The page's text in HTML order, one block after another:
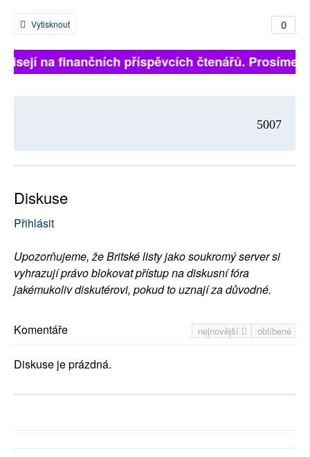
0
Vytisknout
na finančních příspěvcích čtenářů. Prosíme,
5007
Diskuse
Přihlásit
Upozorňujeme, že Britské listy jako soukromý server si
vyhrazují právo blokovat přístup na diskusní fóra
jakémukoliv diskutérovi, pokud to uznají za důvodné.
nejnovější oblíbené
Komentáře
Diskuse je prázdná.